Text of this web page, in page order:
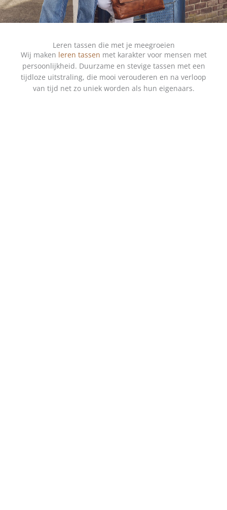
Leren tassen die met je meegroeien
Wij maken leren tassen met karakter voor mensen met
persoonlijkheid. Duurzame en stevige tassen met een
tijdloze uitstraling, die mooi verouderen en na verloop
van tijd net zo uniek worden als hun eigenaars.